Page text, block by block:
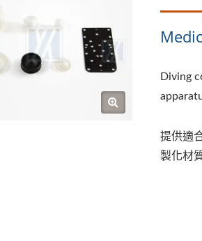
Diving
提供適
製化材